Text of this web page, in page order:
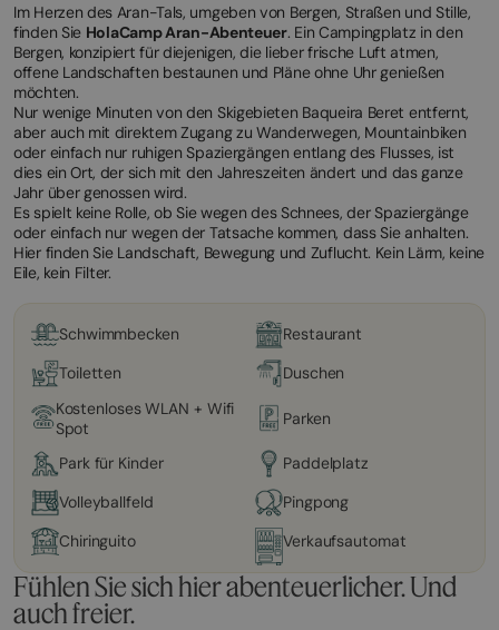
Im Herzen des Aran-Tals, umgeben von Bergen, Straßen und Stille,
finden Sie HolaCamp Aran-Abenteuer. Ein Campingplatz in den
Bergen, konzipiert für diejenigen, die lieber frische Luft atmen,
offene Landschaften bestaunen und Pläne ohne Uhr genießen
möchten.
Nur wenige Minuten von den Skigebieten Baqueira Beret entfernt,
aber auch mit direktem Zugang zu Wanderwegen, Mountainbiken
oder einfach nur ruhigen Spaziergängen entlang des Flusses, ist
dies ein Ort, der sich mit den Jahreszeiten ändert und das ganze
Jahr über genossen wird.
Es spielt keine Rolle, ob Sie wegen des Schnees, der Spaziergänge
oder einfach nur wegen der Tatsache kommen, dass Sie anhalten.
Hier finden Sie Landschaft, Bewegung und Zuflucht. Kein Lärm, keine
Eile, kein Filter.
Schwimmbecken
Restaurant
Toiletten
Duschen
Kostenloses WLAN + Wifi
Spot
Parken
Park für Kinder
Paddelplatz
Volleyballfeld
Pingpong
Chiringuito
Verkaufsautomat
Fühlen Sie sich hier abenteuerlicher. Und
auch freier.